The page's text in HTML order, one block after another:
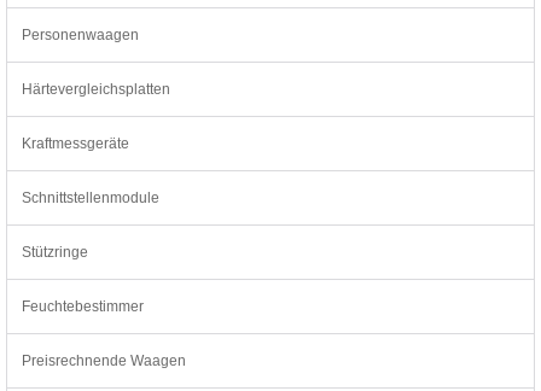
Personenwaagen
Härtevergleichsplatten
Kraftmessgeräte
Schnittstellenmodule
Stützringe
Feuchtebestimmer
Preisrechnende Waagen